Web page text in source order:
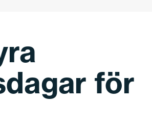
för